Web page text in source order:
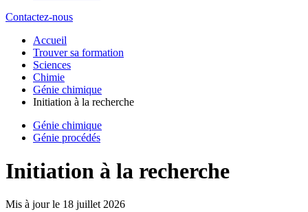
Contactez-nous
Accueil
Trouver sa formation
Sciences
Chimie
Génie chimique
Initiation à la recherche
Génie chimique
Génie procédés
Initiation à la recherche
Mis à jour le 18 juillet 2026